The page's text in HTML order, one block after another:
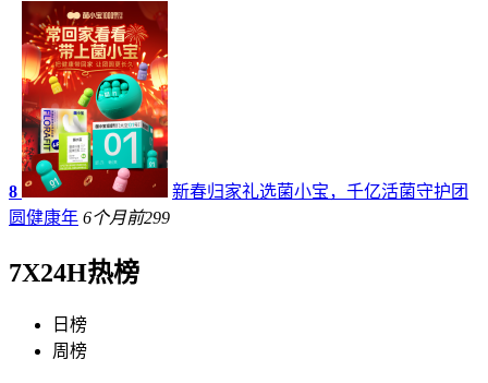
8
新春归家礼选菌小宝，千亿活菌守护团
圆健康年 6个月前299
7X24H热榜
日榜
周榜